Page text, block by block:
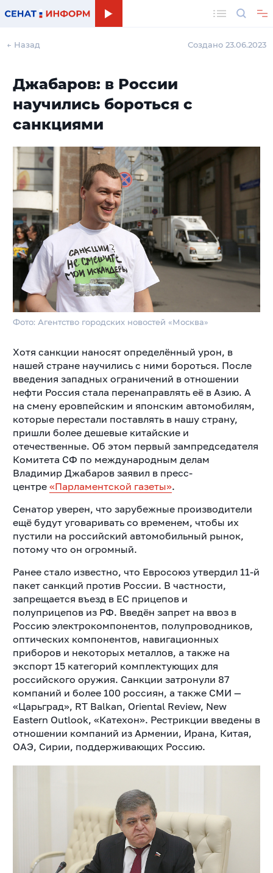
← Назад Создано 23.06.2023
Джабаров: в России
научились бороться с
санкциями
Фото: Агентство городских новостей «Москва»
Хотя санкции наносят определённый урон, в
нашей стране научились с ними бороться. После
введения западных ограничений в отношении
нефти Россия стала перенаправлять её в Азию. А
на смену еровпейским и японским автомобилям,
которые перестали поставлять в нашу страну,
пришли более дешевые китайские и
отечественные. Об этом первый зампредседателя
Комитета СФ по международным делам
Владимир Джабаров заявил в пресс-
центре «Парламентской газеты».
Сенатор уверен, что зарубежные производители
ещё будут уговаривать со временем, чтобы их
пустили на российский автомобильный рынок,
потому что он огромный.
Ранее стало известно, что Евросоюз утвердил 11-й
пакет санкций против России. В частности,
запрещается въезд в ЕС прицепов и
полуприцепов из РФ. Введён запрет на ввоз в
Россию электрокомпонентов, полупроводников,
оптических компонентов, навигационных
приборов и некоторых металлов, а также на
экспорт 15 категорий комплектующих для
российского оружия. Санкции затронули 87
компаний и более 100 россиян, а также СМИ —
«Царьград», RT Balkan, Oriental Review, New
Eastern Outlook, «Катехон». Рестрикции введены в
отношении компаний из Армении, Ирана, Китая,
ОАЭ, Сирии, поддерживающих Россию.